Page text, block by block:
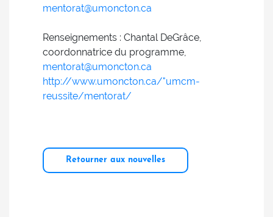
mentorat@umoncton.ca
Renseignements : Chantal DeGrâce,
coordonnatrice du programme,
mentorat@umoncton.ca
http://www.umoncton.ca/"umcm-
reussite/mentorat/
Retourner aux nouvelles